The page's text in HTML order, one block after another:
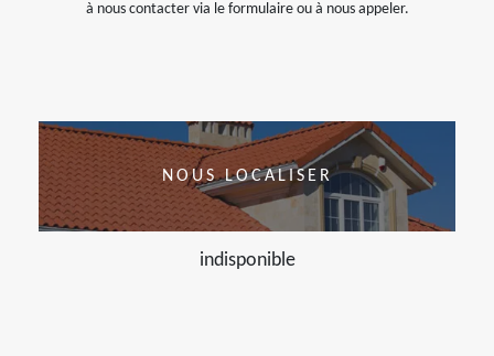
à nous contacter via le formulaire ou à nous appeler.
NOUS LOCALISER
indisponible